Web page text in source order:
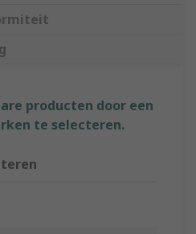
producten door een
te selecteren.